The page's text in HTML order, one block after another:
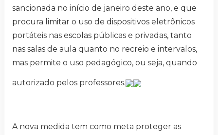
sancionada no início de janeiro deste ano, e que
procura limitar o uso de dispositivos eletrônicos
portáteis nas escolas públicas e privadas, tanto
nas salas de aula quanto no recreio e intervalos,
mas permite o uso pedagógico, ou seja, quando
autorizado pelos professores.
A nova medida tem como meta proteger as